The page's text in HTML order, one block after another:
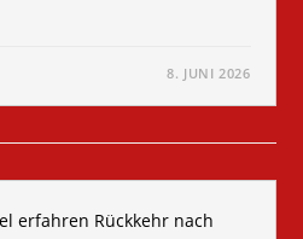
8. JUNI 2026